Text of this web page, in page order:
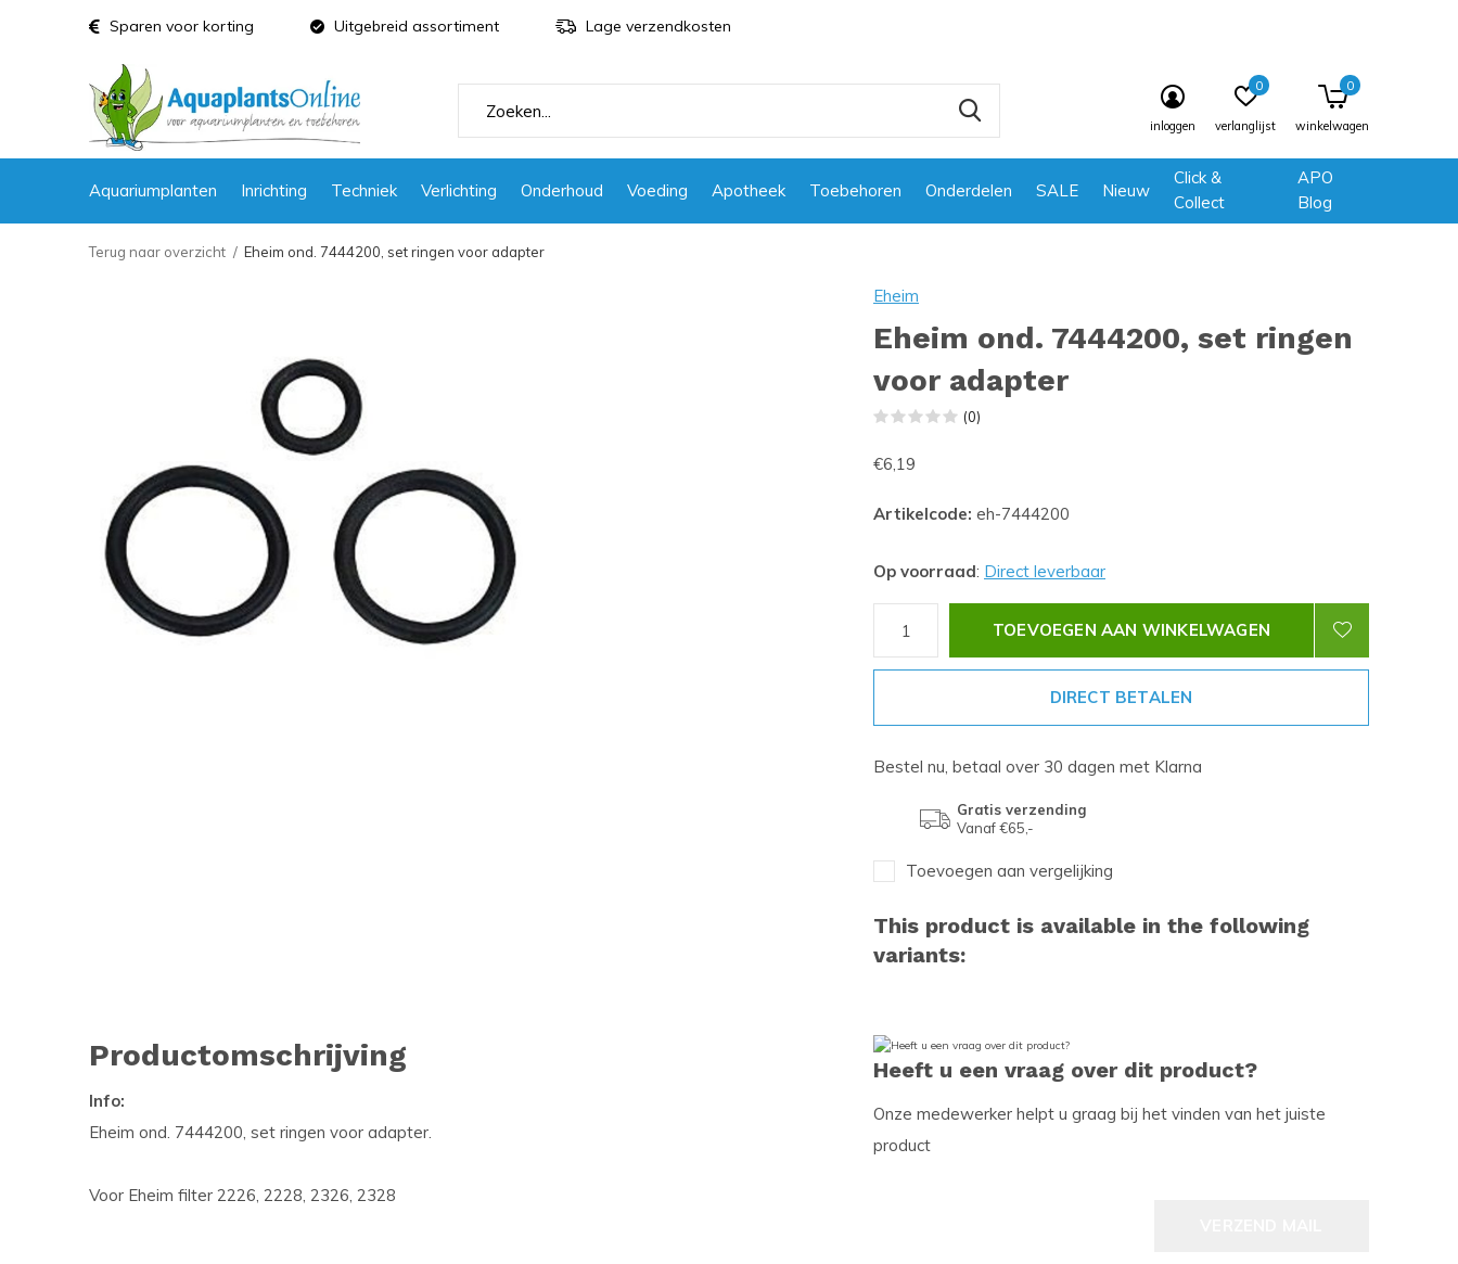
Aquariumplanten Inrichting Techniek Verlichting Onderhoud Voeding Apotheek Toebehoren Onderdelen SALE Nieuw
Click &
Collect
APO
Blog
inloggen verlanglijst
0
winkelwagen
0
Sparen voor korting Uitgebreid assortiment Lage verzendkosten
Terug naar overzicht Eheim ond. 7444200, set ringen voor adapter
Eheim
Eheim ond. 7444200, set ringen
voor adapter
(0)
€6,19
Artikelcode: eh-7444200
Op voorraad: Direct leverbaar
TOEVOEGEN AAN WINKELWAGEN
DIRECT BETALEN
Bestel nu, betaal over 30 dagen met Klarna
Gratis verzending
Vanaf €65,-
Toevoegen aan vergelijking
This product is available in the following
variants:
Productomschrijving
Info:
Eheim ond. 7444200, set ringen voor adapter.
Voor Eheim filter 2226, 2228, 2326, 2328
Heeft u een vraag over dit product?
Onze medewerker helpt u graag bij het vinden van het juiste
product